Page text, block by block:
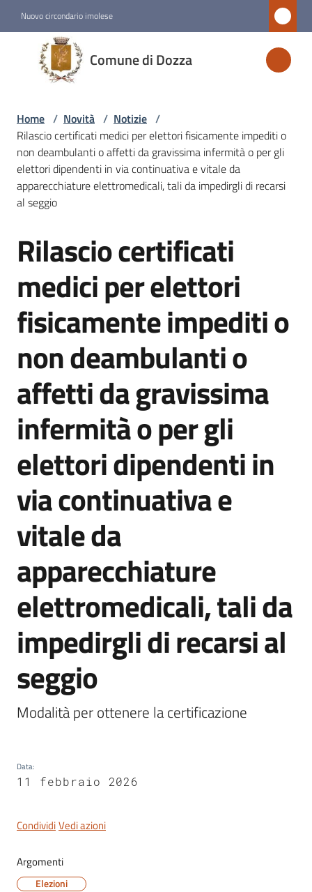
Nuovo circondario imolese
Comune di Dozza
Comune
di
Dozza
Amministrazione
Novità
Menu selezionato
Servizi
Vivere
Dozza
Servizi
on-
line
Tutti
gli
argomenti
Seguici
su
Home / Novità / Notizie /
Rilascio certificati medici per elettori fisicamente impediti o
non deambulanti o affetti da gravissima infermità o per gli
elettori dipendenti in via continuativa e vitale da
apparecchiature elettromedicali, tali da impedirgli di recarsi
al seggio
Salta al contenuto
Rilascio certificati
medici per elettori
fisicamente impediti o
non deambulanti o
affetti da gravissima
infermità o per gli
elettori dipendenti in
via continuativa e
vitale da
apparecchiature
elettromedicali, tali da
impedirgli di recarsi al
seggio
Modalità per ottenere la certificazione
Data:
11 febbraio 2026
CondividiVedi azioni
Argomenti
Elezioni